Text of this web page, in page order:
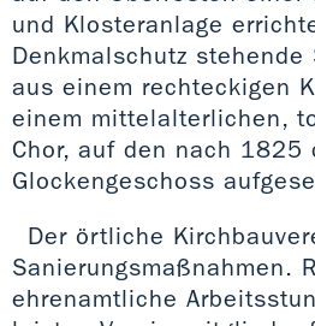
und Klosteranlage
Denkmalschutz
aus einem rechteckigen
einem mittelalterlichen,
Chor, auf den nach 1825
Glockengeschoss
Der örtliche
Sanierungsmaßnahmen.
ehrenamtliche